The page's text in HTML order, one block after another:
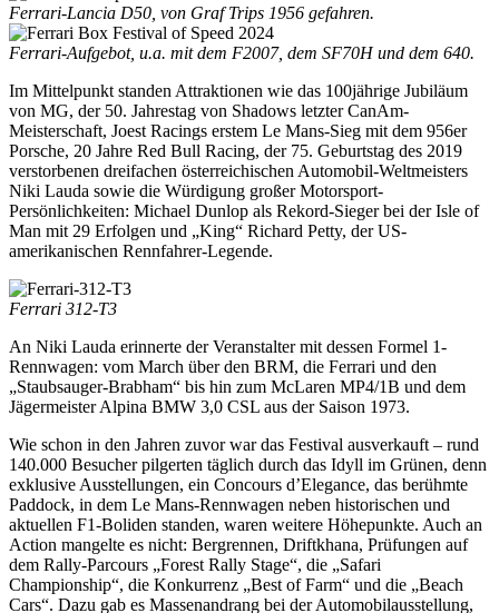
Ferrari-Lancia D50, von Graf Trips 1956 gefahren.
Ferrari-Aufgebot, u.a. mit dem F2007, dem SF70H und dem 640.
Im Mittelpunkt standen Attraktionen wie das 100jährige Jubiläum
von MG, der 50. Jahrestag von Shadows letzter CanAm-
Meisterschaft, Joest Racings erstem Le Mans-Sieg mit dem 956er
Porsche, 20 Jahre Red Bull Racing, der 75. Geburtstag des 2019
verstorbenen dreifachen österreichischen Automobil-Weltmeisters
Niki Lauda sowie die Würdigung großer Motorsport-
Persönlichkeiten: Michael Dunlop als Rekord-Sieger bei der Isle of
Man mit 29 Erfolgen und „King“ Richard Petty, der US-
amerikanischen Rennfahrer-Legende.
Ferrari 312-T3
An Niki Lauda erinnerte der Veranstalter mit dessen Formel 1-
Rennwagen: vom March über den BRM, die Ferrari und den
„Staubsauger-Brabham“ bis hin zum McLaren MP4/1B und dem
Jägermeister Alpina BMW 3,0 CSL aus der Saison 1973.
Wie schon in den Jahren zuvor war das Festival ausverkauft – rund
140.000 Besucher pilgerten täglich durch das Idyll im Grünen, denn
exklusive Ausstellungen, ein Concours d’Elegance, das berühmte
Paddock, in dem Le Mans-Rennwagen neben historischen und
aktuellen F1-Boliden standen, waren weitere Höhepunkte. Auch an
Action mangelte es nicht: Bergrennen, Driftkhana, Prüfungen auf
dem Rally-Parcours „Forest Rally Stage“, die „Safari
Championship“, die Konkurrenz „Best of Farm“ und die „Beach
Cars“. Dazu gab es Massenandrang bei der Automobilausstellung,